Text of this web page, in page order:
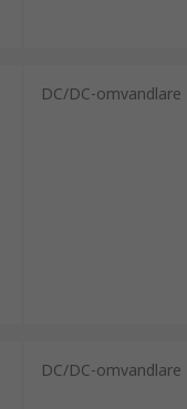
DC/DC-omvandlare
DC/DC-omvandlare